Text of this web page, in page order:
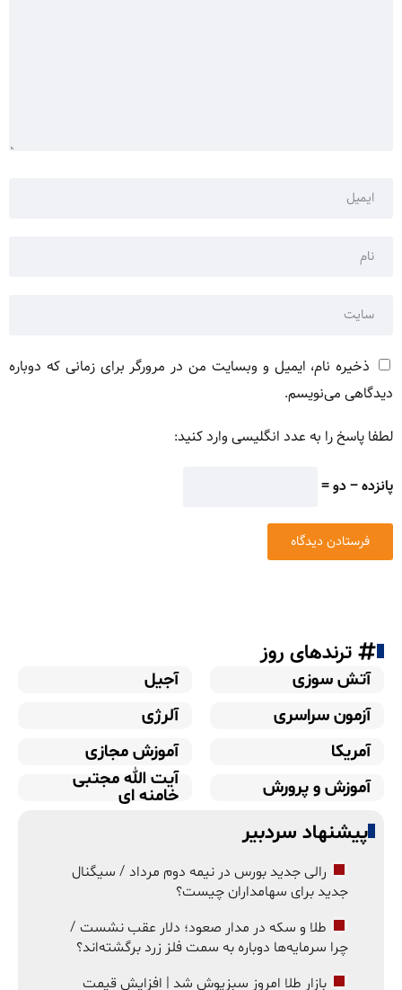
ذخیره نام، ایمیل و وبسایت من در مرورگر برای زمانی که دوباره
دیدگاهی می‌نویسم.
لطفا پاسخ را به عدد انگلیسی وارد کنید:
پانزده − دو =
ترندهای روز
آتش سوزی
آجیل
آزمون سراسری
آلرژی
آمریکا
آموزش مجازی
آموزش و پرورش
آیت الله مجتبی
خامنه ای
پیشنهاد سردبیر
رالی جدید بورس در نیمه دوم مرداد / سیگنال
جدید برای سهامداران چیست؟
طلا و سکه در مدار صعود؛ دلار عقب نشست /
چرا سرمایه‌ها دوباره به سمت فلز زرد برگشته‌اند؟
بازار طلا امروز سبزپوش شد | افزایش قیمت